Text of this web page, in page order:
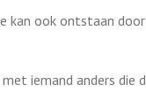
kan ook ontstaan
iemand anders die